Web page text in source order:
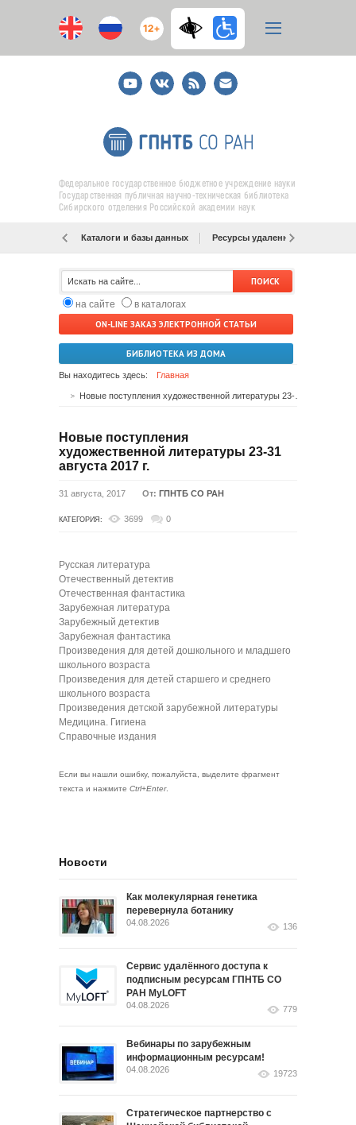
12+
YoutubeВКонтакте
RSS
E-
mail
подписка
Федеральное государственное бюджетное учреждение науки
Государственная публичная научно-техническая библиотека
Сибирского отделения Российской академии наук
Каталоги и базы данных Ресурсы удаленного доступа
на сайте
в каталогах
ON-LINE ЗАКАЗ ЭЛЕКТРОННОЙ СТАТЬИ
БИБЛИОТЕКА ИЗ ДОМА
Вы находитесь здесь: Главная
Новые поступления
художественной литературы 23-31
августа 2017 г.
31 августа, 2017 От: ГПНТБ СО РАН
КАТЕГОРИЯ: 3699 0
Русская литература
Отечественный детектив
Отечественная фантастика
Зарубежная литература
Зарубежный детектив
Зарубежная фантастика
Произведения для детей дошкольного и младшего
школьного возраста
Произведения для детей старшего и среднего
школьного возраста
Произведения детской зарубежной литературы
Медицина. Гигиена
Справочные издания
Если вы нашли ошибку, пожалуйста, выделите фрагмент
текста и нажмите Ctrl+Enter.
Новости
Как молекулярная генетика
перевернула ботанику
04.08.2026 136
Сервис удалённого доступа к
подписным ресурсам ГПНТБ СО
РАН MyLOFT
04.08.2026 779
Вебинары по зарубежным
информационным ресурсам!
04.08.2026 19723
Стратегическое партнерство с